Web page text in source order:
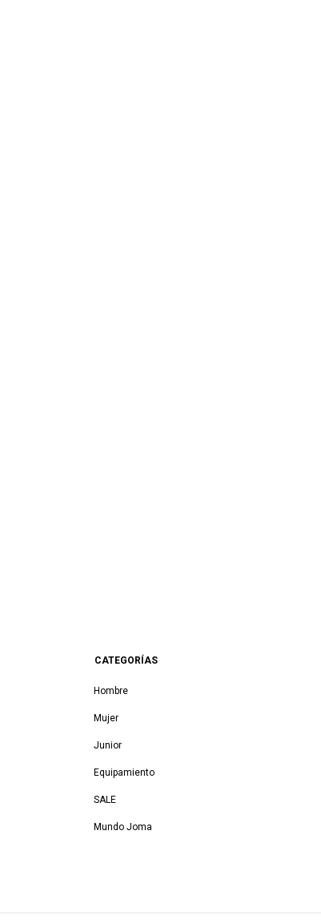
CATEGORÍAS
Hombre
Mujer
Junior
Equipamiento
SALE
Mundo Joma